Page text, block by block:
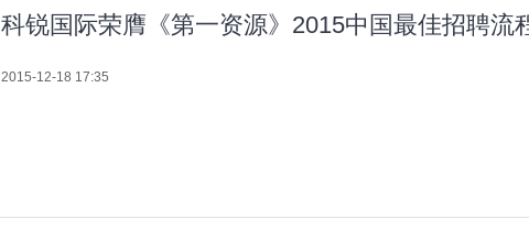
科锐国际荣膺《第一资源》2015中国最佳招聘流
2015-12-18 17:35